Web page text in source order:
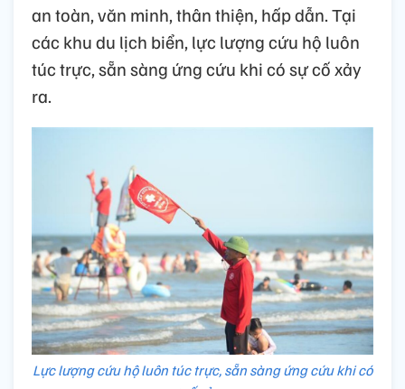
an toàn, văn minh, thân thiện, hấp dẫn. Tại
các khu du lịch biển, lực lượng cứu hộ luôn
túc trực, sẵn sàng ứng cứu khi có sự cố xảy
ra.
Lực lượng cứu hộ luôn túc trực, sẵn sàng ứng cứu khi có